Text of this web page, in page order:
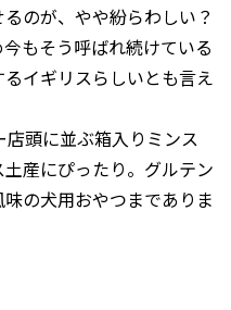
のが、やや紛らわしい？
もそう呼ばれ続けている
イギリスらしいとも言え
頭に並ぶ箱入りミンス
産にぴったり。グルテン
の犬用おやつまでありま